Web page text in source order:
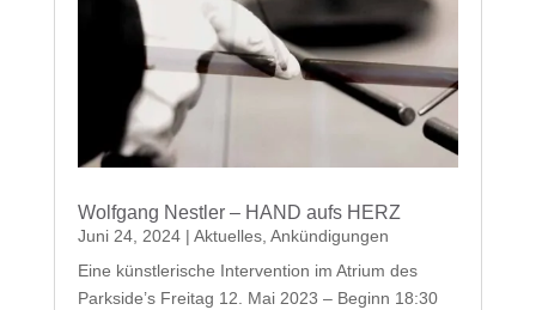
Wolfgang Nestler – HAND aufs HERZ
Juni 24, 2024| Aktuelles, Ankündigungen
Eine künstlerische Intervention im Atrium des
Parkside’s Freitag 12. Mai 2023 – Beginn 18:30